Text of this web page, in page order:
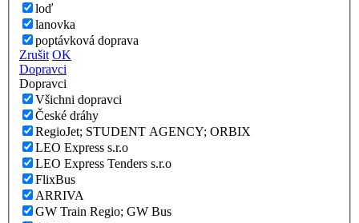
loď
lanovka
poptávková doprava
Zrušit OK
Dopravci
Dopravci
Všichni dopravci
České dráhy
RegioJet; STUDENT AGENCY; ORBIX
LEO Express s.r.o
LEO Express Tenders s.r.o
FlixBus
ARRIVA
GW Train Regio; GW Bus